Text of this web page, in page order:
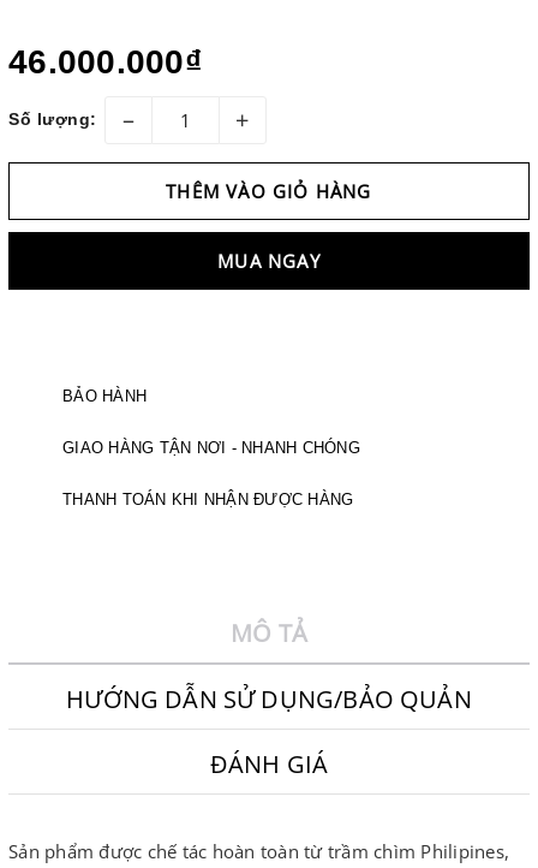
46.000.000₫
Số lượng: – +
THÊM VÀO GIỎ HÀNG
MUA NGAY
BẢO HÀNH
GIAO HÀNG TẬN NƠI - NHANH CHÓNG
THANH TOÁN KHI NHẬN ĐƯỢC HÀNG
MÔ TẢ
HƯỚNG DẪN SỬ DỤNG/BẢO QUẢN
ĐÁNH GIÁ
Sản phẩm được chế tác hoàn toàn từ trầm chìm Philipines,